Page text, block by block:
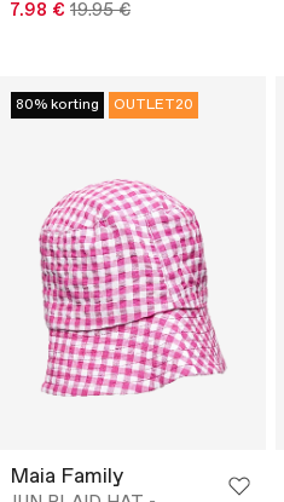
7.98 € 19.95 €
80% korting OUTLET20
Maia Family